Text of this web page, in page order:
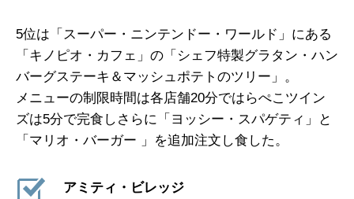
5位は「スーパー・ニンテンドー・ワールド」にある
「キノピオ・カフェ」の「シェフ特製グラタン・ハン
バーグステーキ＆マッシュポテトのツリー」。
メニューの制限時間は各店舗20分ではらぺこツイン
ズは5分で完食しさらに「ヨッシー・スパゲティ」と
「マリオ・バーガー 」を追加注文し食した。
アミティ・ビレッジ